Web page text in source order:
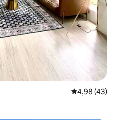
4,98 de uma
4,98 (43)